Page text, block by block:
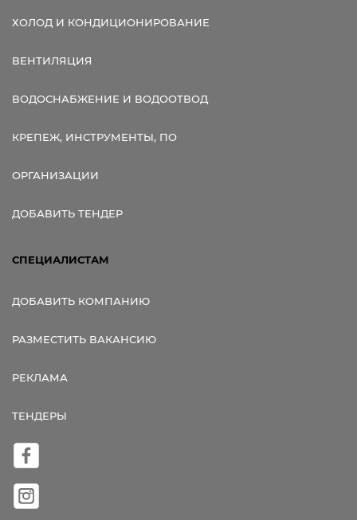
ХОЛОД И КОНДИЦИОНИРОВАНИЕ
ВЕНТИЛЯЦИЯ
ВОДОСНАБЖЕНИЕ И ВОДООТВОД
КРЕПЕЖ, ИНСТРУМЕНТЫ, ПО
ОРГАНИЗАЦИИ
ДОБАВИТЬ ТЕНДЕР
СПЕЦИАЛИСТАМ
ДОБАВИТЬ КОМПАНИЮ
РАЗМЕСТИТЬ ВАКАНСИЮ
РЕКЛАМА
ТЕНДЕРЫ